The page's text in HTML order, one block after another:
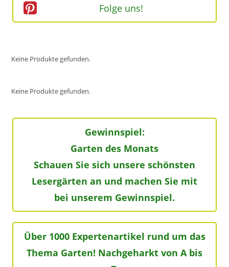
Folge uns!
Keine Produkte gefunden.
Keine Produkte gefunden.
Gewinnspiel:
Garten des Monats
Schauen Sie sich unsere schönsten
Lesergärten an und machen Sie mit
bei unserem Gewinnspiel.
Über 1000 Expertenartikel rund um das
Thema Garten! Nachgeharkt von A bis